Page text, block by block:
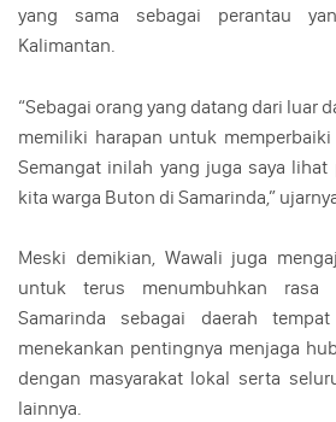
yang sama sebagai perantau
Kalimantan.
“Sebagai orang yang datang dari luar
memiliki harapan untuk
Semangat inilah yang juga saya lihat
kita warga Buton di Samarinda,”
Meski demikian, Wawali juga
untuk terus menumbuhkan rasa
Samarinda sebagai daerah
menekankan pentingnya menjaga
dengan masyarakat lokal serta
lainnya.